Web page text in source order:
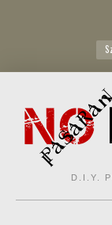
for:
D.I.Y.